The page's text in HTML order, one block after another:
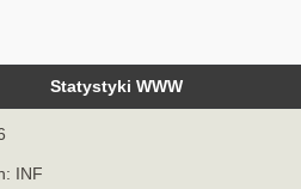
Statystyki WWW
INF